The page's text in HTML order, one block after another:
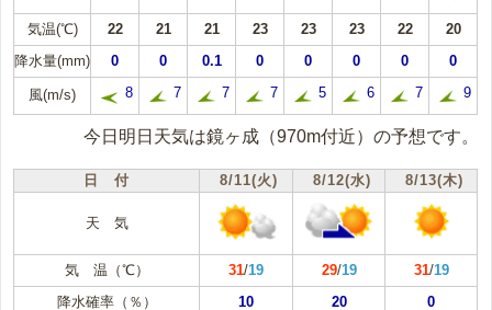
気温(℃) 22 21 21 23 23 23 22
20
降水量(mm)
0 0 0.1 0 0 0 0 0
風(m/s) 8 7 7 7 5 6 7 9
今日明日天気は鏡ヶ成（970m付近）の予想です。
日 付 8/11(火) 8/12(水) 8/13(木)
天 気
気 温（℃） 31/19 29/19 31/19
降水確率（％）
10 20 0